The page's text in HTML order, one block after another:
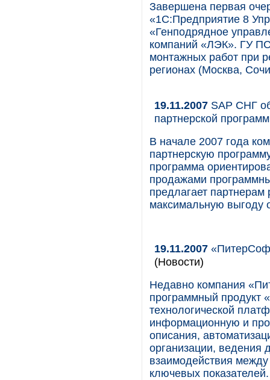
Завершена первая
«1С:Предприятие 8
«Генподрядное
компаний «ЛЭК». ГУ
монтажных работ при
регионах (Москва,
19.11.2007 SAP СНГ
партнерской
В начале 2007 года
партнерскую
программа
продажами
предлагает
максимальную выгоду
19.11.2007
(Новости)
Недавно компания
программный продукт
технологической
информационную и
описания,
организации, ведения
взаимодействия
ключевых показателей.